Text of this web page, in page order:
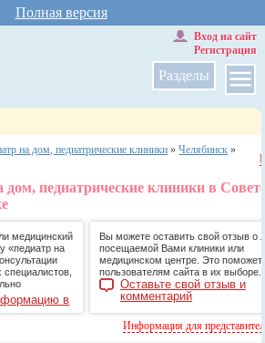
Полная версия
Разделы
Вход на сайт
Регистрация
на дом, педиатрические клиники »Челябинск »
дом, педиатрические клиники в
медицинский
«педиатр на
специалистов,
в
Вы можете оставить свой отзыв о
посещаемой Вами клиники или
медицинском центре. Это поможет
пользователям сайта в их выборе.
Оставьте свой отзыв и
комментарий
Информация для